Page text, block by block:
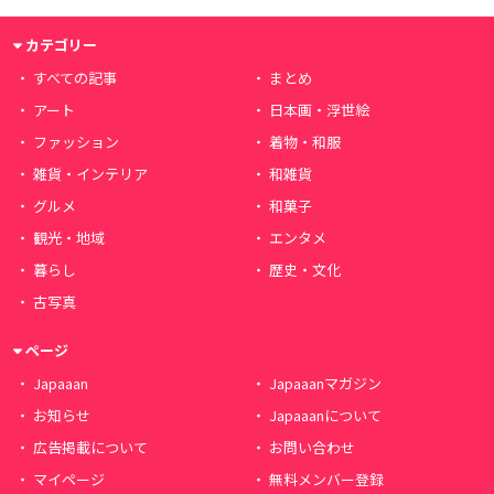
カテゴリー
すべての記事
まとめ
アート
日本画・浮世絵
ファッション
着物・和服
雑貨・インテリア
和雑貨
グルメ
和菓子
観光・地域
エンタメ
暮らし
歴史・文化
古写真
ページ
Japaaan
Japaaanマガジン
お知らせ
Japaaanについて
広告掲載について
お問い合わせ
マイページ
無料メンバー登録